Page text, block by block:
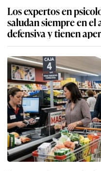
Los expertos en
saludan siempre en el
defensiva y tienen